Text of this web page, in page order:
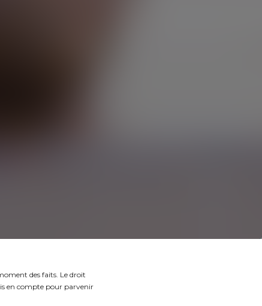
des faits. Le droit
en compte pour parvenir